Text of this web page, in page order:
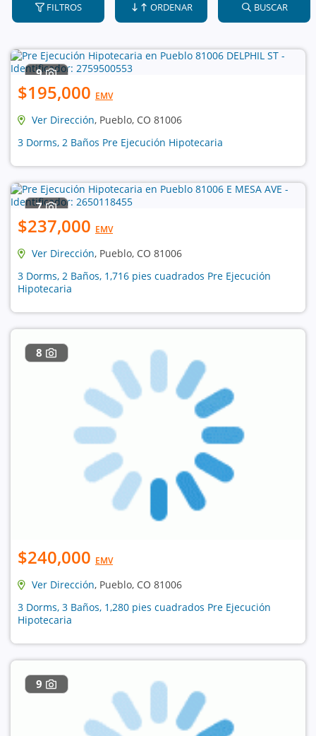
FILTROS ORDENAR BUSCAR
9
$195,000 EMV
Ver Dirección, Pueblo, CO 81006
3 Dorms, 2 Baños Pre Ejecución Hipotecaria
7
$237,000 EMV
Ver Dirección, Pueblo, CO 81006
3 Dorms, 2 Baños, 1,716 pies cuadrados Pre Ejecución
Hipotecaria
8
$240,000 EMV
Ver Dirección, Pueblo, CO 81006
3 Dorms, 3 Baños, 1,280 pies cuadrados Pre Ejecución
Hipotecaria
9